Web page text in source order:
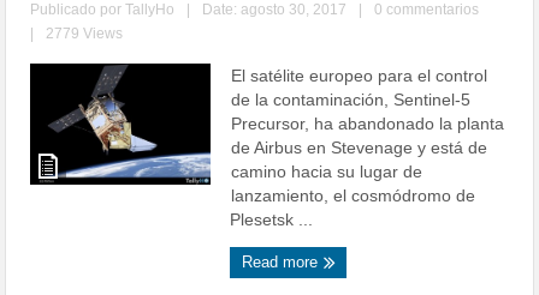
Publicado porTallyHo Date: agosto 30, 2017
0 commentarios
2779 Views
El satélite europeo para el control
de la contaminación, Sentinel-5
Precursor, ha abandonado la planta
de Airbus en Stevenage y está de
camino hacia su lugar de
lanzamiento, el cosmódromo de
Plesetsk ...
Read more